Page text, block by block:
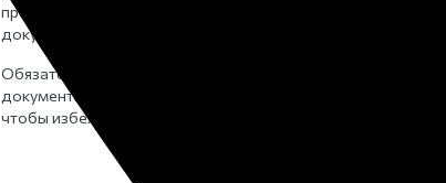
произошедшего и оформления
документов.
Обязательно проверяйте
документы всех пришедших,
чтобы избежать мошенников!